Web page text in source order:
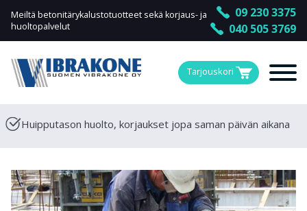
Meiltä betonitärykalustotuotteet sekä korjaus- ja
huoltopalvelut
09 230 3375
040 505 3769
Tarjouskori
Huipputason huolto, korjaukset jopa saman päivän aikana